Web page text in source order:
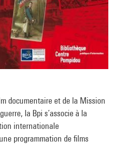
documentaire et de la Mission
la Bpi s’associe à la
internationale
programmation de films